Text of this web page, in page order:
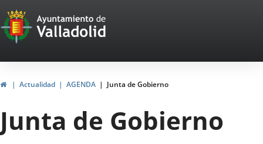
Portal
Web
del
Ayuntamiento
de
Valladolid
HomeActualidad AGENDA Junta de Gobierno
Junta de Gobierno